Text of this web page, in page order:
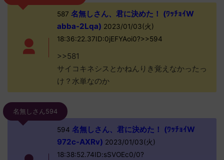
587 名無しさん、君に決めた！ (ﾜｯﾁｮｲW
abba-2Lqa) 2023/01/03(火)
18:36:22.37ID:0jEFYAoi0?>>594
>>581
サイコキネシスとかねんりき覚えなかったっ
け？水単なのか
名無しさん594
594 名無しさん、君に決めた！ (ﾜｯﾁｮｲW
972c-AXRv) 2023/01/03(火)
18:38:52.74ID:sSVOEc0/0?